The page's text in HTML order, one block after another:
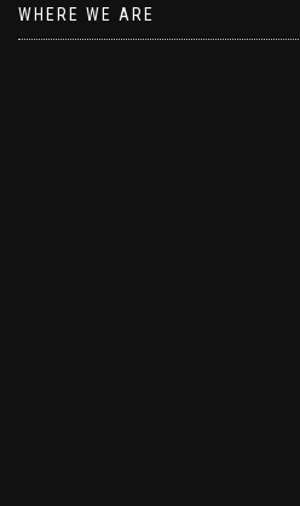
WHERE WE ARE